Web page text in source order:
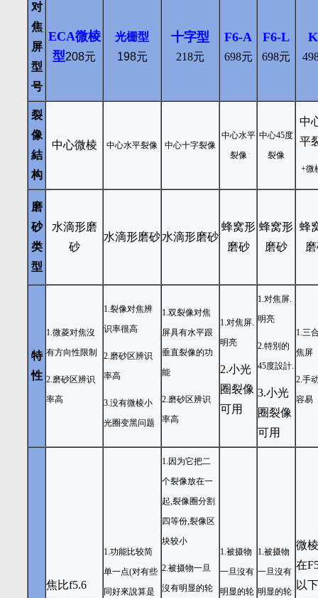
对
焦
屏
型
号
ECA微棱
型208元
光栅型
198元
十字型
218元
F6-A
698元
F6-L
698元
裂
像
結
构
中心微棱 中心水平裂像 中心十字裂像
中心水平
裂像
中心45度
裂像
中
平
+微
磨
砂
类
型
水滴形磨
砂
水滴形磨砂水滴形磨砂
蜂窝形
磨砂
蜂窝形
磨砂
蜂
特
性
1.微菱对焦沒
有方向性限制
2.磨砂区辨识
率高
1.裂像对焦辨
识率很高
2.磨砂区辨识
率高
3.没有微棱小
光圈变黑问题
1.双裂像对焦
屏具有水平跟
垂直裂像的功
能
2.磨砂区辨识
率高
1.对焦屏.
明亮
2.小光
圈裂像
可用
1.对焦屏.
明亮
2.特別的
45度設計.
3.小光
圈裂像
可用
1.三
焦屏
2.手
容易
焦比f5.6
1.功能比较简
单一点(对有些
同好來說算是
1. 因为它把二
个裂像放在一
起,裂像圈分割
四等份,裂像区
块较小
2.被摄物一旦
沒有明显的轮
1.被摄物
一旦沒有
明显的轮
1.被摄物
一旦沒有
明显的轮
微
在
以